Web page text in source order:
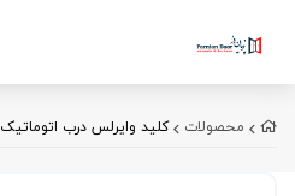
محصولات کلید وایرلس درب اتوماتیک Doortec